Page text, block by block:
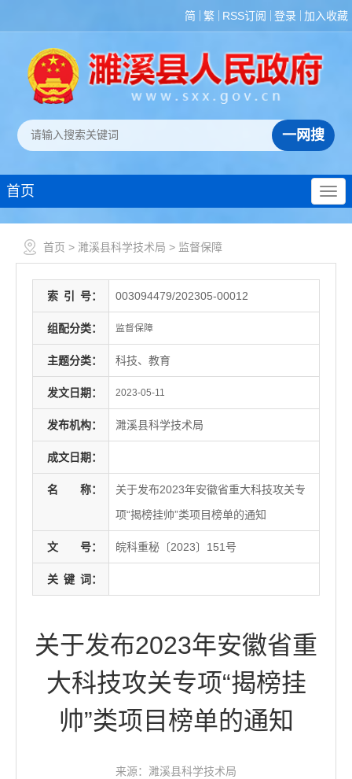
简 繁 RSS订阅 登录 加入收藏
首页
首页 > 濉溪县科学技术局 > 监督保障
索 引 号： 003094479/202305-00012
组配分类： 监督保障
主题分类： 科技、教育
发文日期： 2023-05-11
发布机构： 濉溪县科学技术局
成文日期：
名 称：
关于发布2023年安徽省重大科技攻关专
项“揭榜挂帅”类项目榜单的通知
文 号： 皖科重秘〔2023〕151号
关 键 词：
关于发布2023年安徽省重
大科技攻关专项“揭榜挂
帅”类项目榜单的通知
来源：濉溪县科学技术局